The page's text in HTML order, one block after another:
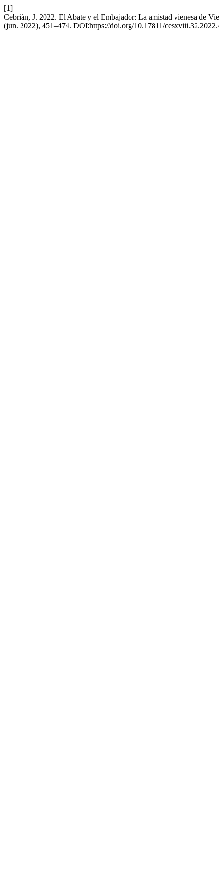
[1]
Cebrián, J. 2022. El Abate y el Embajador: La amistad vienesa de
(jun. 2022), 451–474. DOI:https://doi.org/10.17811/